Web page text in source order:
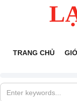
TRANG CHỦ